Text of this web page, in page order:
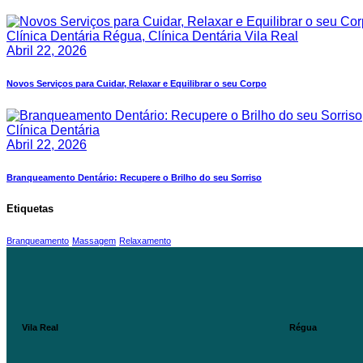
Clínica Dentária Régua, Clínica Dentária Vila Real
Abril 22, 2026
Novos Serviços para Cuidar, Relaxar e Equilibrar o seu Corpo
Clínica Dentária
Abril 22, 2026
Branqueamento Dentário: Recupere o Brilho do seu Sorriso
Etiquetas
Branqueamento Massagem Relaxamento
Vila Real Régua